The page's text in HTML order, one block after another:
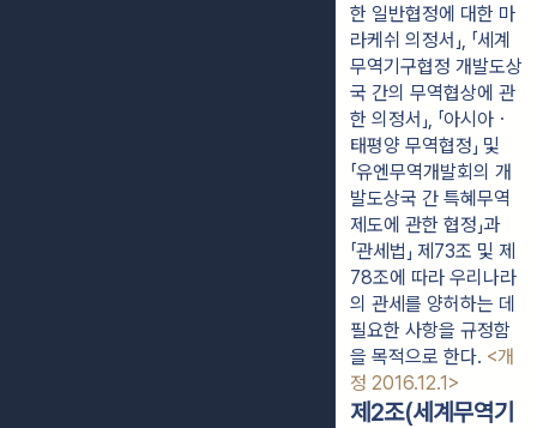
한 일반협정에 대한 마
라케쉬 의정서」, 「세계
무역기구협정 개발도상
국 간의 무역협상에 관
한 의정서」, 「아시아ㆍ
태평양 무역협정」 및
「유엔무역개발회의 개
발도상국 간 특혜무역
제도에 관한 협정」과
「관세법」 제73조 및 제
78조에 따라 우리나라
의 관세를 양허하는 데
필요한 사항을 규정함
을 목적으로 한다. <개
정 2016.12.1>
제2조(세계무역기